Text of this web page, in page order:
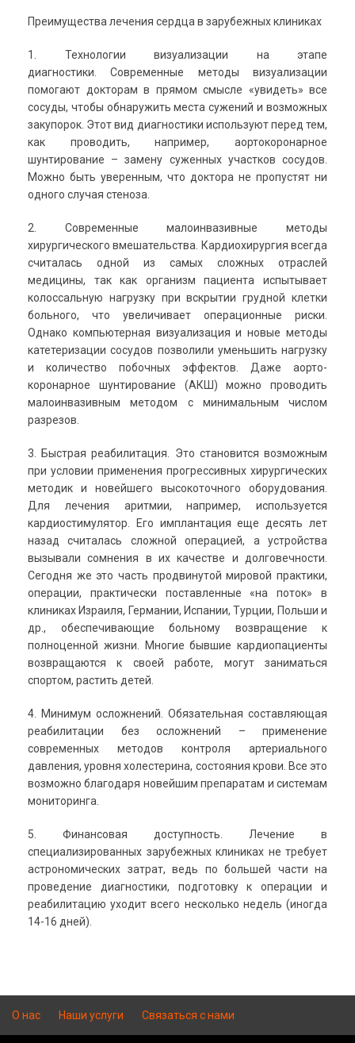
Преимущества лечения сердца в зарубежных клиниках
1. Технологии визуализации на этапе
диагностики. Современные методы визуализации
помогают докторам в прямом смысле «увидеть» все
сосуды, чтобы обнаружить места сужений и возможных
закупорок. Этот вид диагностики используют перед тем,
как проводить, например, аортокоронарное
шунтирование – замену суженных участков сосудов.
Можно быть уверенным, что доктора не пропустят ни
одного случая стеноза.
2. Современные малоинвазивные методы
хирургического вмешательства. Кардиохирургия всегда
считалась одной из самых сложных отраслей
медицины, так как организм пациента испытывает
колоссальную нагрузку при вскрытии грудной клетки
больного, что увеличивает операционные риски.
Однако компьютерная визуализация и новые методы
катетеризации сосудов позволили уменьшить нагрузку
и количество побочных эффектов. Даже аорто-
коронарное шунтирование (АКШ) можно проводить
малоинвазивным методом с минимальным числом
разрезов.
3. Быстрая реабилитация. Это становится возможным
при условии применения прогрессивных хирургических
методик и новейшего высокоточного оборудования.
Для лечения аритмии, например, используется
кардиостимулятор. Его имплантация еще десять лет
назад считалась сложной операцией, а устройства
вызывали сомнения в их качестве и долговечности.
Сегодня же это часть продвинутой мировой практики,
операции, практически поставленные «на поток» в
клиниках Израиля, Германии, Испании, Турции, Польши и
др., обеспечивающие больному возвращение к
полноценной жизни. Многие бывшие кардиопациенты
возвращаются к своей работе, могут заниматься
спортом, растить детей.
4. Минимум осложнений. Обязательная составляющая
реабилитации без осложнений – применение
современных методов контроля артериального
давления, уровня холестерина, состояния крови. Все это
возможно благодаря новейшим препаратам и системам
мониторинга.
5. Финансовая доступность. Лечение в
специализированных зарубежных клиниках не требует
астрономических затрат, ведь по большей части на
проведение диагностики, подготовку к операции и
реабилитацию уходит всего несколько недель (иногда
14-16 дней).
О нас Наши услуги Связаться с нами